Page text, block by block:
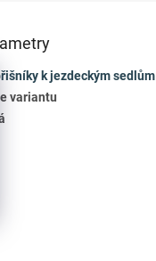
k jezdeckým sedlům
variantu